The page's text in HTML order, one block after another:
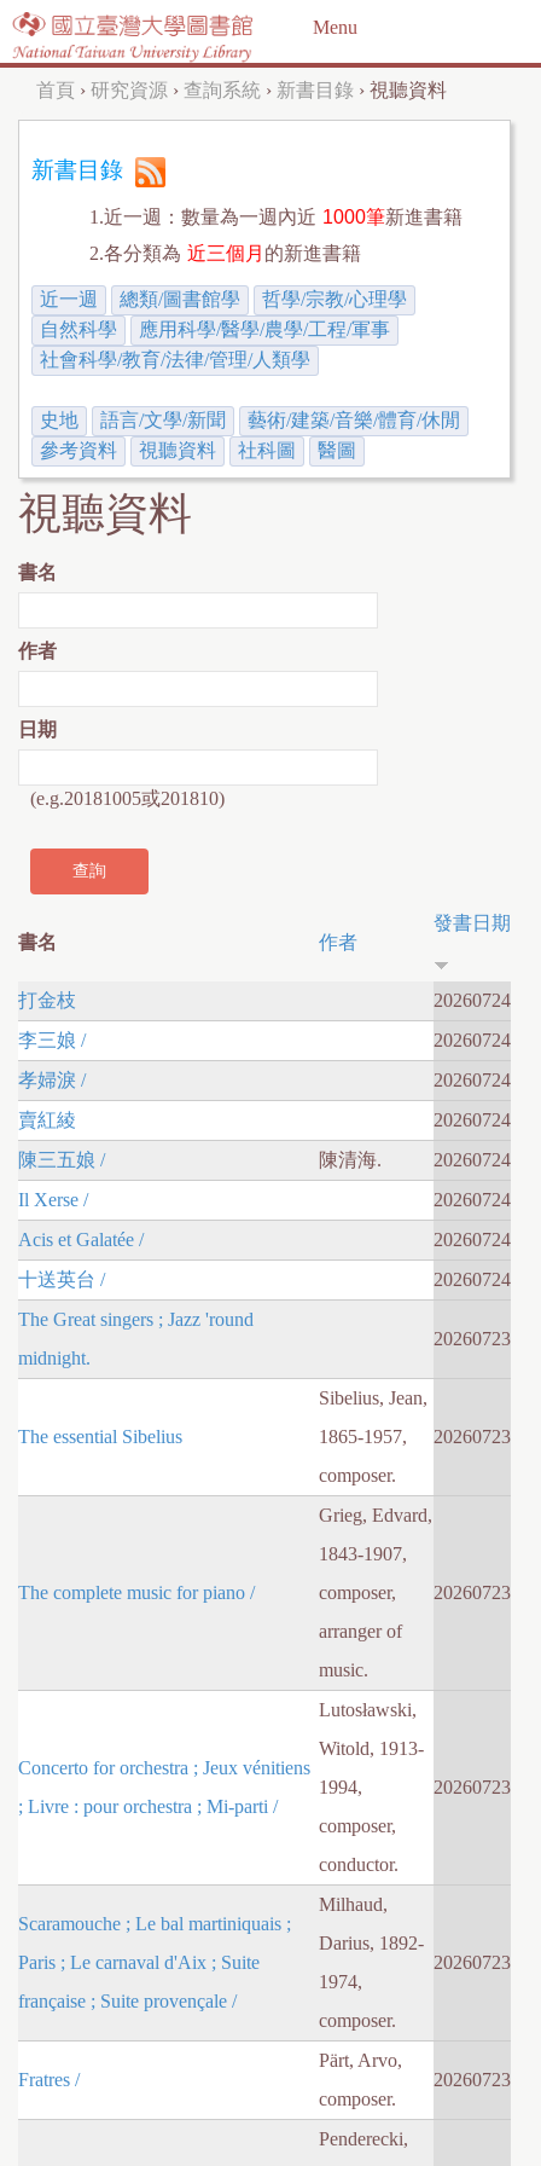
Jump to navigation
Menu
您
在
首頁 › 研究資源 › 查詢系統 › 新書目錄 › 視聽資料
新書目錄
1.近一週：數量為一週內近 1000筆新進書籍
2.各分類為 近三個月 的新進書籍
近一週 總類/圖書館學
哲學/宗教/心理學
自然科學
應用科學/醫學/農學/工程/軍事
社會科學/教育/法律/管理/人類學
史地 語言/文學/新聞
藝術/建築/音樂/體育/休閒
參考資料
視聽資料 社科圖 醫圖
視聽資料
書名
作者
日期
(e.g.20181005或201810)
書名 作者
發書日期
打金枝
20260724
李三娘 /
20260724
孝婦淚 /
20260724
賣紅綾
20260724
陳三五娘 /
陳清海.
20260724
Il Xerse /
20260724
Acis et Galatée /
20260724
十送英台 /
20260724
The Great singers ; Jazz 'round
midnight.
20260723
The essential Sibelius
Sibelius, Jean,
1865-1957,
composer.
20260723
The complete music for piano /
Grieg, Edvard,
1843-1907,
composer,
arranger of
music.
20260723
Concerto for orchestra ; Jeux vénitiens
; Livre : pour orchestra ; Mi-parti /
Lutosławski,
Witold, 1913-
1994,
composer,
conductor.
20260723
Scaramouche ; Le bal martiniquais ;
Paris ; Le carnaval d'Aix ; Suite
française ; Suite provençale /
Milhaud,
Darius, 1892-
1974,
composer.
20260723
Fratres /
Pärt, Arvo,
composer.
20260723
Penderecki,